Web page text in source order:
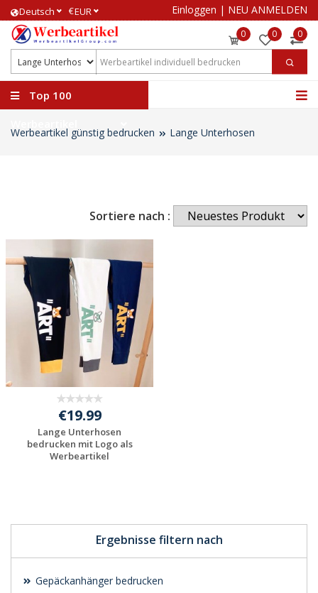
Deutsch €EUR Einloggen | NEU ANMELDEN
0 0 0
Top 100
Werbeartikel günstig bedrucken Lange Unterhosen
Ergebnisse filtern nach
Gepäckanhänger bedrucken
Sortiere nach :
€19.99
Lange Unterhosen
bedrucken mit Logo als
Werbeartikel